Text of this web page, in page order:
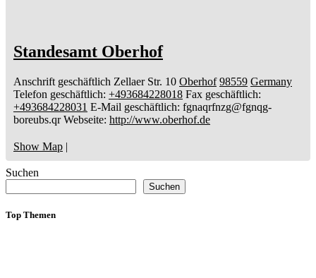
Standesamt Oberhof
Anschrift geschäftlich Zellaer Str. 10 Oberhof 98559 Germany
Telefon geschäftlich: +493684228018 Fax geschäftlich:
+493684228031 E-Mail geschäftlich: fgnaqrfnzg@fgnqg-
boreubs.qr Webseite: http://www.oberhof.de
Show Map |
Suchen
Suchen
Top Themen